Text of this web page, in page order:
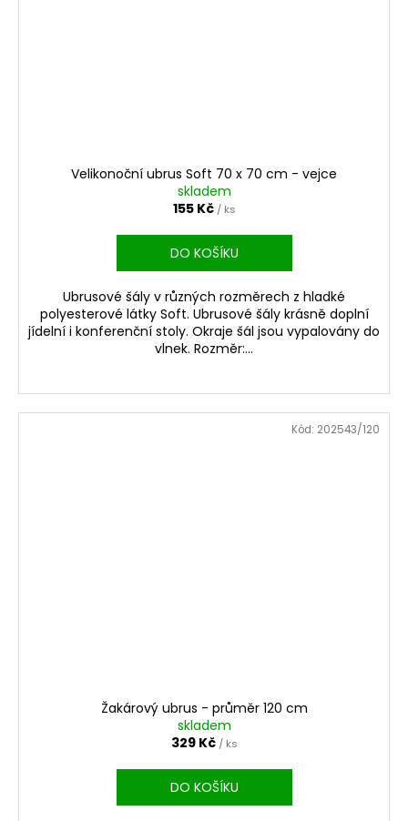
Velikonoční ubrus Soft 70 x 70 cm - vejce
skladem
155 Kč / ks
DO KOŠÍKU
Ubrusové šály v různých rozměrech z hladké
polyesterové látky Soft. Ubrusové šály krásně doplní
jídelní i konferenční stoly. Okraje šál jsou vypalovány do
vlnek. Rozměr:...
Žakárový ubrus - průměr 120 cm
skladem
329 Kč / ks
DO KOŠÍKU
Kód: 202543/120